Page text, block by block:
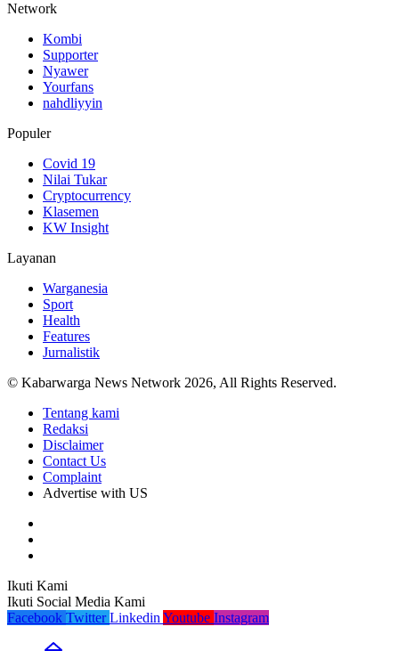
Network
Kombi
Supporter
Nyawer
Yourfans
nahdliyyin
Populer
Covid 19
Nilai Tukar
Cryptocurrency
Klasemen
KW Insight
Layanan
Warganesia
Sport
Health
Features
Jurnalistik
© Kabarwarga News Network 2026, All Rights Reserved.
Tentang kami
Redaksi
Disclaimer
Contact Us
Complaint
Advertise with US
Ikuti Kami
Ikuti Social Media Kami
Facebook Twitter Linkedin Youtube Instagram